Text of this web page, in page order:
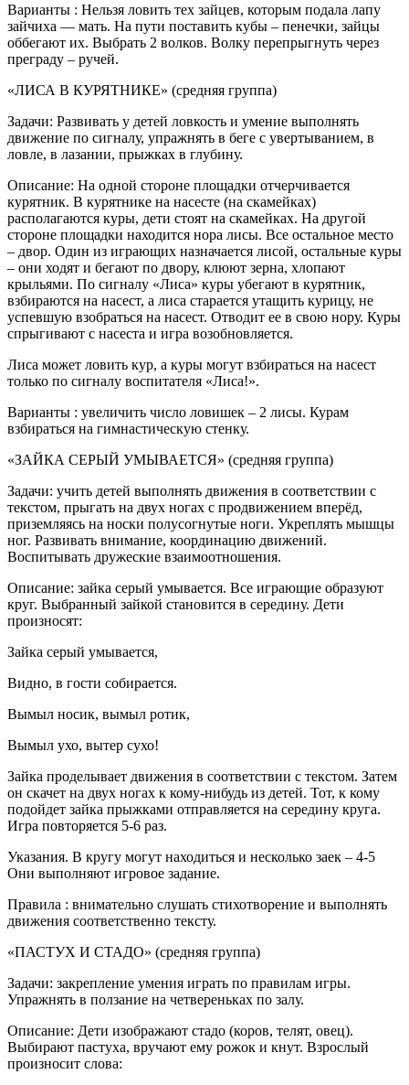
Варианты : Нельзя ловить тех зайцев, которым подала лапу
зайчиха — мать. На пути поставить кубы – пенечки, зайцы
оббегают их. Выбрать 2 волков. Волку перепрыгнуть через
преграду – ручей.
«ЛИСА В КУРЯТНИКЕ» (средняя группа)
Задачи: Развивать у детей ловкость и умение выполнять
движение по сигналу, упражнять в беге с увертыванием, в
ловле, в лазании, прыжках в глубину.
Описание: На одной стороне площадки отчерчивается
курятник. В курятнике на насесте (на скамейках)
располагаются куры, дети стоят на скамейках. На другой
стороне площадки находится нора лисы. Все остальное место
– двор. Один из играющих назначается лисой, остальные куры
– они ходят и бегают по двору, клюют зерна, хлопают
крыльями. По сигналу «Лиса» куры убегают в курятник,
взбираются на насест, а лиса старается утащить курицу, не
успевшую взобраться на насест. Отводит ее в свою нору. Куры
спрыгивают с насеста и игра возобновляется.
Лиса может ловить кур, а куры могут взбираться на насест
только по сигналу воспитателя «Лиса!».
Варианты : увеличить число ловишек – 2 лисы. Курам
взбираться на гимнастическую стенку.
«ЗАЙКА СЕРЫЙ УМЫВАЕТСЯ» (средняя группа)
Задачи: учить детей выполнять движения в соответствии с
текстом, прыгать на двух ногах с продвижением вперёд,
приземляясь на носки полусогнутые ноги. Укреплять мышцы
ног. Развивать внимание, координацию движений.
Воспитывать дружеские взаимоотношения.
Описание: зайка серый умывается. Все играющие образуют
круг. Выбранный зайкой становится в середину. Дети
произносят:
Зайка серый умывается,
Видно, в гости собирается.
Вымыл носик, вымыл ротик,
Вымыл ухо, вытер сухо!
Зайка проделывает движения в соответствии с текстом. Затем
он скачет на двух ногах к кому-нибудь из детей. Тот, к кому
подойдет зайка прыжками отправляется на середину круга.
Игра повторяется 5-6 раз.
Указания. В кругу могут находиться и несколько заек – 4-5
Они выполняют игровое задание.
Правила : внимательно слушать стихотворение и выполнять
движения соответственно тексту.
«ПАСТУХ И СТАДО» (средняя группа)
Задачи: закрепление умения играть по правилам игры.
Упражнять в ползание на четвереньках по залу.
Описание: Дети изображают стадо (коров, телят, овец).
Выбирают пастуха, вручают ему рожок и кнут. Взрослый
произносит слова: